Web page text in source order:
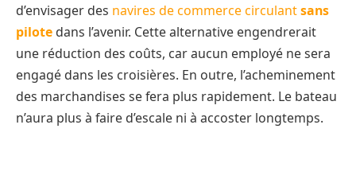
d’envisager des navires de commerce circulantsans
pilote dans l’avenir. Cette alternative engendrerait
une réduction des coûts, car aucun employé ne sera
engagé dans les croisières. En outre, l’acheminement
des marchandises se fera plus rapidement. Le bateau
n’aura plus à faire d’escale ni à accoster longtemps.